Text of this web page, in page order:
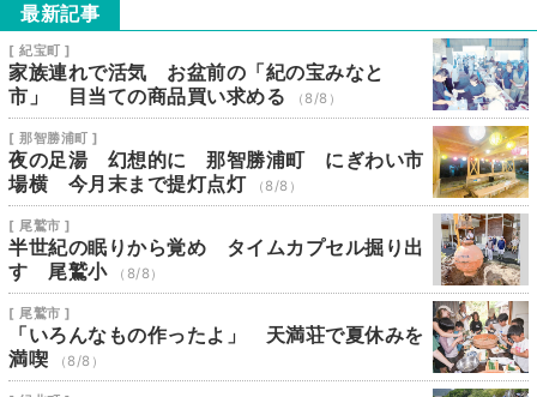
最新記事
[ 紀宝町 ]
家族連れで活気 お盆前の「紀の宝みなと
市」 目当ての商品買い求める
（8/8）
[ 那智勝浦町 ]
夜の足湯 幻想的に 那智勝浦町 にぎわい市
場横 今月末まで提灯点灯
（8/8）
[ 尾鷲市 ]
半世紀の眠りから覚め タイムカプセル掘り出
す 尾鷲小
（8/8）
[ 尾鷲市 ]
「いろんなもの作ったよ」 天満荘で夏休みを
満喫
（8/8）